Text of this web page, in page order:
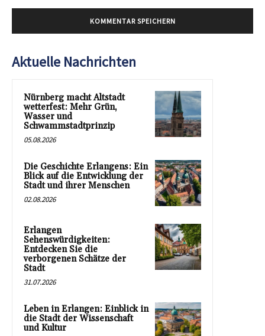
Aktuelle Nachrichten
Nürnberg macht Altstadt
wetterfest: Mehr Grün,
Wasser und
Schwammstadtprinzip
05.08.2026
Die Geschichte Erlangens: Ein
Blick auf die Entwicklung der
Stadt und ihrer Menschen
02.08.2026
Erlangen
Sehenswürdigkeiten:
Entdecken Sie die
verborgenen Schätze der
Stadt
31.07.2026
Leben in Erlangen: Einblick in
die Stadt der Wissenschaft
und Kultur